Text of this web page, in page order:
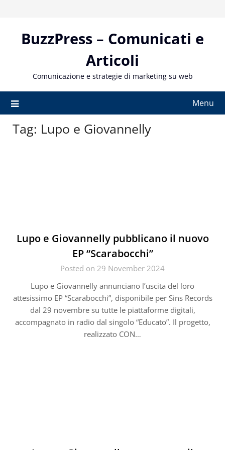
contentBuzzPress – Comunicati e
Articoli
Comunicazione e strategie di marketing su web
Menu
Tag: Lupo e Giovannelly
Lupo e Giovannelly pubblicano il nuovo
EP “Scarabocchi”
Posted on 29 November 2024
Lupo e Giovannelly annunciano l’uscita del loro
attesissimo EP “Scarabocchi”, disponibile per Sins Records
dal 29 novembre su tutte le piattaforme digitali,
accompagnato in radio dal singolo “Educato”. Il progetto,
realizzato CON…